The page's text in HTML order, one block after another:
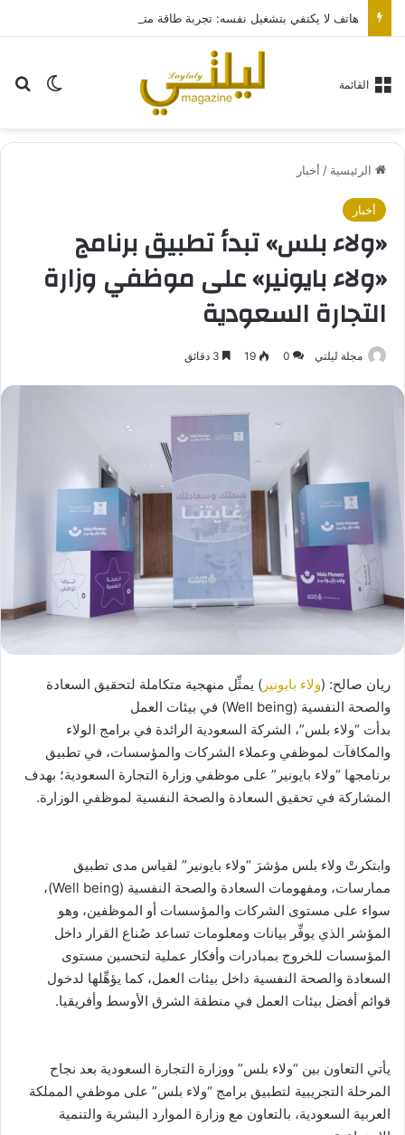
الوضع القائمة
الرئيسية / أخبار
أخبار
«ولاء بلس» تبدأ تطبيق برنامج
«ولاء بايونير» على موظفي وزارة
التجارة السعودية
مجلة ليلتي 0
19
ريان صالح: (ولاء بايونير ) يمثِّل منهجية متكاملة لتحقيق السعادة
والصحة النفسية (Well being) في بيئات العمل
بدأت “ولاء بلس”، الشركة السعودية الرائدة في برامج الولاء
والمكافآت لموظفي وعملاء الشركات والمؤسسات، في تطبيق
برنامجها “ولاء بايونير” على موظفي وزارة التجارة السعودية؛ بهدف
المشاركة في تحقيق السعادة والصحة النفسية لموظفي الوزارة.
وابتكرتْ ولاء بلس مؤشرَ “ولاء بايونير” لقياس مدى تطبيق
ممارسات، ومفهومات السعادة والصحة النفسية (Well being)،
سواء على مستوى الشركات والمؤسسات أو الموظفين، وهو
المؤشر الذي يوفِّر بيانات ومعلومات تساعد صُناع القرار داخل
المؤسسات للخروج بمبادرات وأفكار عملية لتحسين مستوى
السعادة والصحة النفسية داخل بيئات العمل، كما يؤهِّلها لدخول
قوائم أفضل بيئات العمل في منطقة الشرق الأوسط وأفريقيا.
يأتي التعاون بين “ولاء بلس” ووزارة التجارة السعودية بعد نجاح
المرحلة التجريبية لتطبيق برامج “ولاء بلس” على موظفي المملكة
العربية السعودية، بالتعاون مع وزارة الموارد البشرية والتنمية